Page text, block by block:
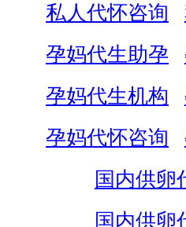
私人代怀咨询
孕妈代生助孕
孕妈代生机构
孕妈代怀咨询
国内供卵
国内供卵